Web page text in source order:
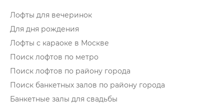
Лофты для вечеринок
Для дня рождения
Лофты с караоке в Москве
Поиск лофтов по метро
Поиск лофтов по району города
Поиск банкетных залов по району города
Банкетные залы для свадьбы